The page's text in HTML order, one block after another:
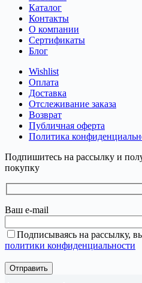
Каталог
Контакты
О компании
Сертификаты
Блог
Wishlist
Оплата
Доставка
Отслеживание заказа
Возврат
Публичная оферта
Политика
Подпишитесь на рассылку и
покупку
Ваш e-mail
Подписываясь на рассылку,
политики конфиденциальности